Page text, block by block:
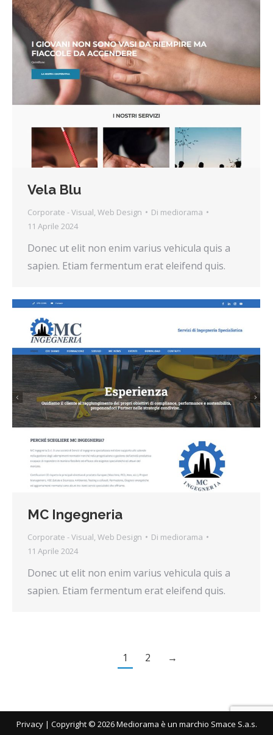
Vela Blu
Corporate - Visual, Web Design Di mediorama
11 Aprile 2024
Donec ut elit non enim varius vehicula quis a
sapien. Etiam fermentum erat eleifend quis.
MC Ingegneria
Corporate - Visual, Web Design Di mediorama
11 Aprile 2024
Donec ut elit non enim varius vehicula quis a
sapien. Etiam fermentum erat eleifend quis.
1 2 →
Privacy| Copyright © 2026 Mediorama è un marchio Smace S.a.s.